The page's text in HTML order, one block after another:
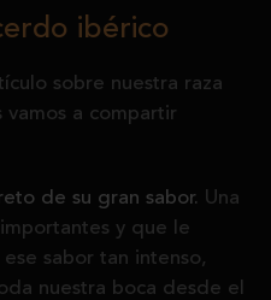
ibérico
sobre nuestra raza
a compartir
de su gran sabor. Una
y que le
sabor tan intenso,
nuestra boca desde el